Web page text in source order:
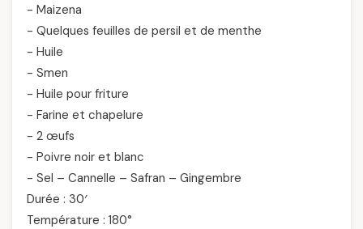
- Maizena
- Quelques feuilles de persil et de menthe
- Huile
- Smen
- Huile pour friture
- Farine et chapelure
- 2 œufs
- Poivre noir et blanc
- Sel – Cannelle – Safran – Gingembre
Durée : 30′
Température : 180°